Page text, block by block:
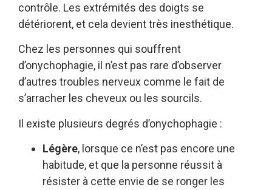
contrôle. Les extrémités des doigts se
détériorent, et cela devient très inesthétique.
Chez les personnes qui souffrent
d’onychophagie, il n’est pas rare d’observer
d’autres troubles nerveux comme le fait de
s’arracher les cheveux ou les sourcils.
Il existe plusieurs degrés d’onychophagie :
Légère, lorsque ce n’est pas encore une
habitude, et que la personne réussit à
résister à cette envie de se ronger les